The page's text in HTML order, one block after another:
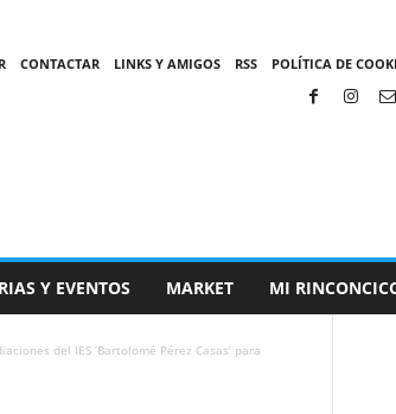
CONTACTAR LINKS Y AMIGOS RSS POLÍTICA DE
Y EVENTOS MARKET MI
del IES ‘Bartolomé Pérez Casas’ para